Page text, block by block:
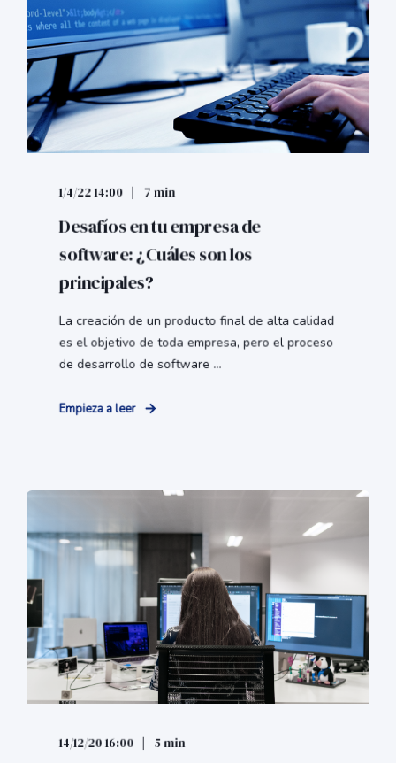
1/4/22 14:00 7 min
Desafíos en tu empresa de
software: ¿Cuáles son los
principales?
La creación de un producto final de alta calidad
es el objetivo de toda empresa, pero el proceso
de desarrollo de software ...
Empieza a leer
14/12/20 16:00 5 min